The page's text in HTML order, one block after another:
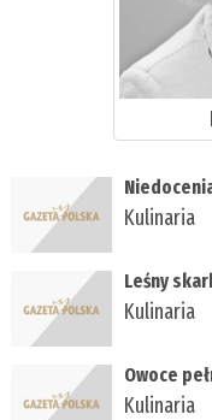
Kulinaria
Leśny
Kulinaria
Owoce
Kulinaria